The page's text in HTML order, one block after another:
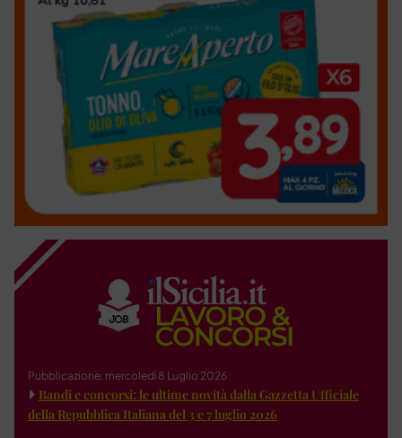
Pubblicazione: mercoledì 8 Luglio 2026
Bandi e concorsi: le ultime novità dalla Gazzetta Ufficiale
della Repubblica Italiana del 3 e 7 luglio 2026